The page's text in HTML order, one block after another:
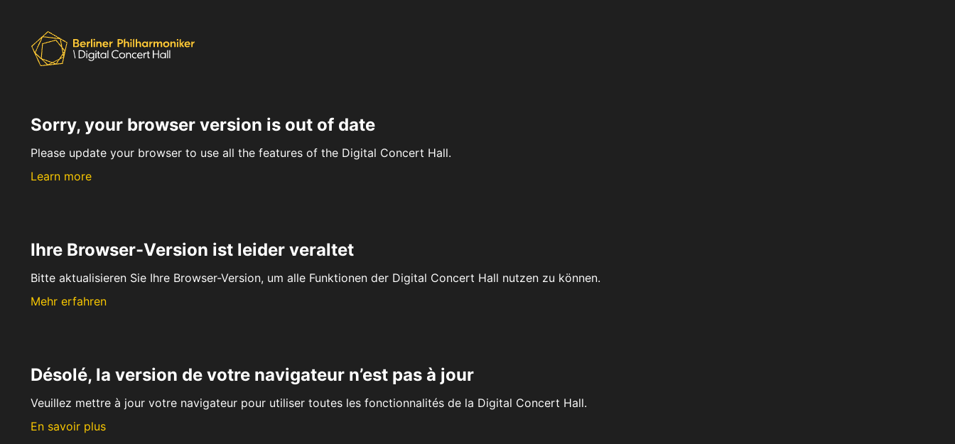
Sorry, your browser version is out of date
Please update your browser to use all the features of the Digital Concert Hall.
Learn more
Ihre Browser-Version ist leider veraltet
Bitte aktualisieren Sie Ihre Browser-Version, um alle Funktionen der Digital Concert Hall nutzen zu können.
Mehr erfahren
Désolé, la version de votre navigateur n’est pas à jour
Veuillez mettre à jour votre navigateur pour utiliser toutes les fonctionnalités de la Digital Concert Hall.
En savoir plus